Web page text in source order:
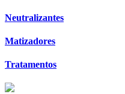
Neutralizantes
Matizadores
Tratamentos